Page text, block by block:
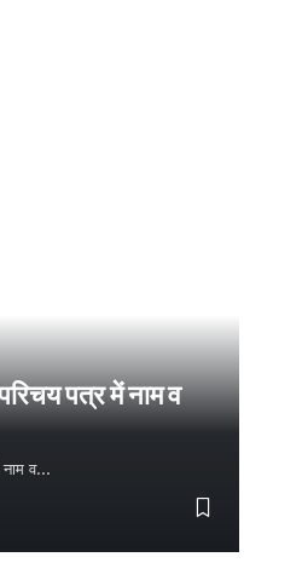
पत्र में नाम व
नाम व…